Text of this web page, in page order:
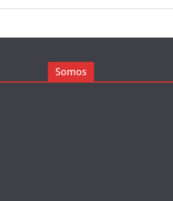
Somos